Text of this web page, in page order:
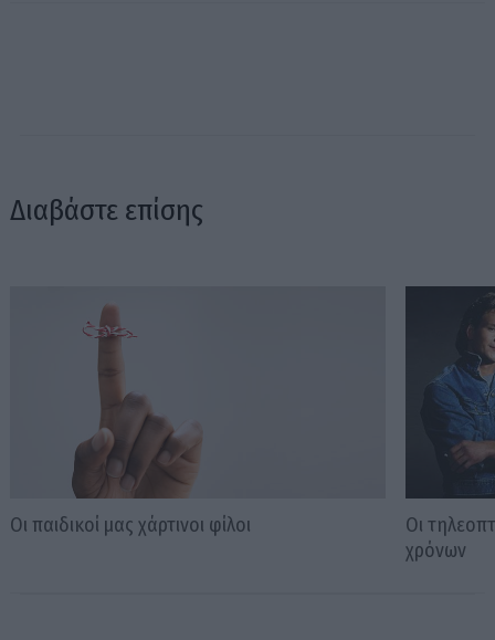
Διαβάστε επίσης
Οι παιδικοί μας χάρτινοι φίλοι
Οι
χρόνων